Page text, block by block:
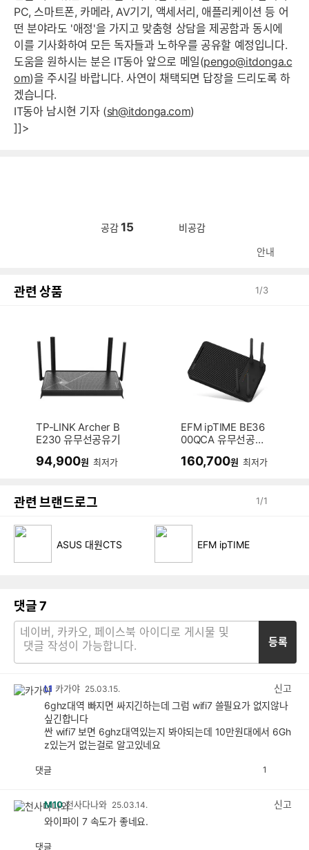
PC, 스마트폰, 카메라, AV기기, 액세서리, 애플리케이션 등 어
떤 분야라도 '애정'을 가지고 맞춤형 상담을 제공함과 동시에
이를 기사화하여 모든 독자들과 노하우를 공유할 예정입니다.
도움을 원하시는 분은 IT동아 앞으로 메일(pengo@itdonga.c
om)을 주시길 바랍니다. 사연이 채택되면 답장을 드리도록 하
겠습니다.
IT동아 남시현 기자 (sh@itdonga.com)
]]>
공감15 비공감
안내
관련 상품 1/3
TP-LINK Archer B
E230 유무선공유기
94,900원 최저가
EFM ipTIME BE36
00QCA 유무선공유
160,700원 최저가
관련 브랜드로그 1/1
ASUS 대원CTS EFM ipTIME
댓글7
등록
L1 카가야 25.03.15.
신고
6ghz대역 빠지면 싸지긴하는데 그럼 wifi7 쓸필요가 없지않나
싶긴합니다
싼 wifi7 보면 6ghz대역있는지 봐야되는데 10만원대에서 6Gh
z있는거 없는걸로 알고있네요
댓글 1
M10 천사다나와 25.03.14.
신고
와이파이 7 속도가 좋네요.
댓글